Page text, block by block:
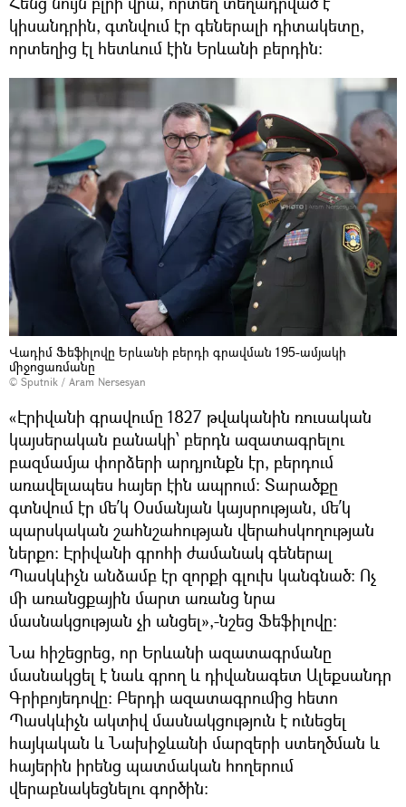
կիսանդրին, գտնվում էր գեներալի դիտակետը,
որտեղից էլ հետևում էին Երևանի բերդին։
Վադիմ Ֆեֆիլովը Երևանի բերդի գրավման 195-ամյակի
միջոցառմանը
© Sputnik / Aram Nersesyan
«Էրիվանի գրավումը 1827 թվականին ռուսական
կայսերական բանակի՝ բերդն ազատագրելու
բազմամյա փորձերի արդյունքն էր, բերդում
առավելապես հայեր էին ապրում։ Տարածքը
գտնվում էր մե՛կ Օսմանյան կայսրության, մե՛կ
պարսկական շահնշահության վերահսկողության
ներքո։ Էրիվանի գրոհի ժամանակ գեներալ
Պասկևիչն անձամբ էր զորքի գլուխ կանգնած։ Ոչ
մի առանցքային մարտ առանց նրա
մասնակցության չի անցել»,-նշեց Ֆեֆիլովը։
Նա հիշեցրեց, որ Երևանի ազատագրմանը
մասնակցել է նաև գրող և դիվանագետ Ալեքսանդր
Գրիբոյեդովը։ Բերդի ազատագրումից հետո
Պասկևիչն ակտիվ մասնակցություն է ունեցել
հայկական և Նախիջևանի մարզերի ստեղծման և
հայերին իրենց պատմական հողերում
վերաբնակեցնելու գործին։